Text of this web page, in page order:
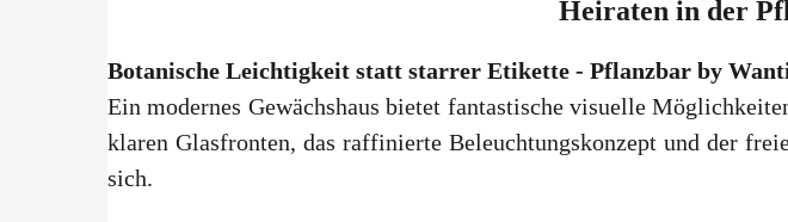
Heiraten in der
Botanische Leichtigkeit statt starrer Etikette - Pflanzbar by
Ein modernes Gewächshaus bietet fantastische visuelle
klaren Glasfronten, das raffinierte Beleuchtungskonzept und der
sich.